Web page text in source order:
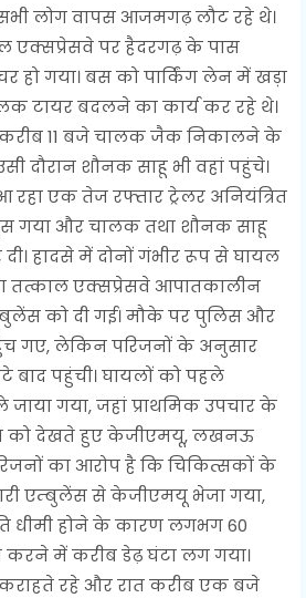
लोग वापस आजमगढ़ लौट रहे थे।
एक्सप्रेसवे पर हैदरगढ़ के पास
हो गया। बस को पार्किंग लेन में खड़ा
टायर बदलने का कार्य कर रहे थे।
करीब 11 बजे चालक जैक निकालने के
दौरान शौनक साहू भी वहां पहुंचे।
एक तेज रफ्तार ट्रेलर अनियंत्रित
गया और चालक तथा शौनक साहू
हादसे में दोनों गंभीर रूप से घायल
तत्काल एक्सप्रेसवे आपातकालीन
को दी गई। मौके पर पुलिस और
गए, लेकिन परिजनों के अनुसार
पहुंची। घायलों को पहले
जाया गया, जहां प्राथमिक उपचार के
को देखते हुए केजीएमयू, लखनऊ
का आरोप है कि चिकित्सकों के
एम्बुलेंस से केजीएमयू भेजा गया,
धीमी होने के कारण लगभग 60
करने में करीब डेढ़ घंटा लग गया।
कराहते रहे और रात करीब एक बजे